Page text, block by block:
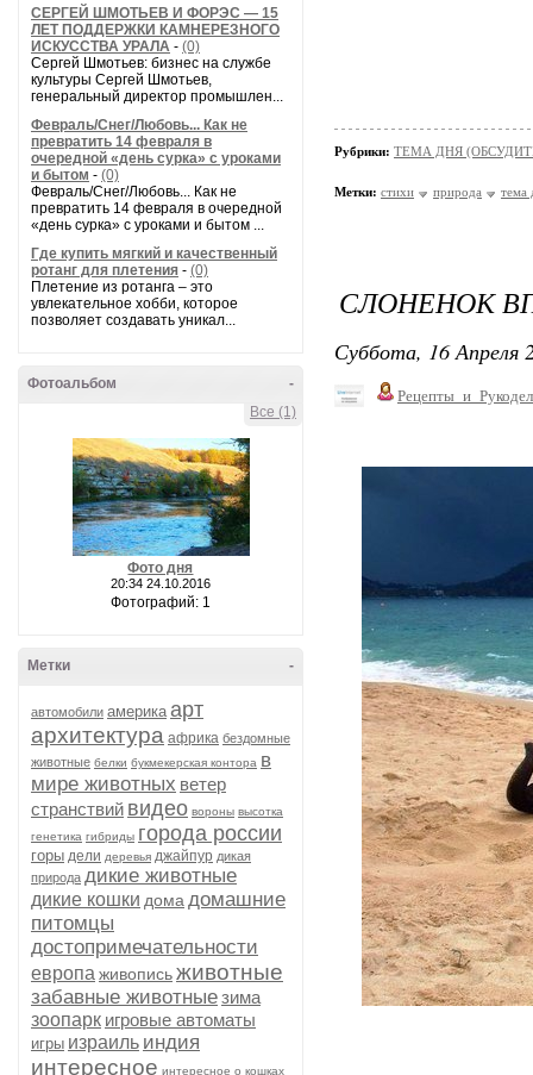
СЕРГЕЙ ШМОТЬЕВ И ФОРЭС — 15
ЛЕТ ПОДДЕРЖКИ КАМНЕРЕЗНОГО
ИСКУССТВА УРАЛА - (0)
Сергей Шмотьев: бизнес на службе
культуры Сергей Шмотьев,
генеральный директор промышлен...
Февраль/Снег/Любовь... Как не
превратить 14 февраля в
очередной «день сурка» с уроками
и бытом - (0)
Февраль/Снег/Любовь... Как не
превратить 14 февраля в очередной
«день сурка» с уроками и бытом ...
Где купить мягкий и качественный
ротанг для плетения - (0)
Плетение из ротанга – это
увлекательное хобби, которое
позволяет создавать уникал...
-
Фотоальбом
Все (1)
Фото дня
20:34 24.10.2016
Фотографий: 1
-
Метки
автомобили америка арт
архитектура африка бездомные
животные белки букмекерская контора в
мире животных ветер
странствий видео вороны высотка
генетика гибриды города россии
горы дели деревья джайпур дикая
природа дикие животные
дикие кошки дома домашние
питомцы
достопримечательности
европа живописьживотные
забавные животныезима
зоопарк игровые автоматы
игры израиль индия
интересное интересное о кошках
Рубрики: ТЕМА ДНЯ
Метки: стихи природа тема
СЛОНЕНОК
Суббота, 16 Апреля